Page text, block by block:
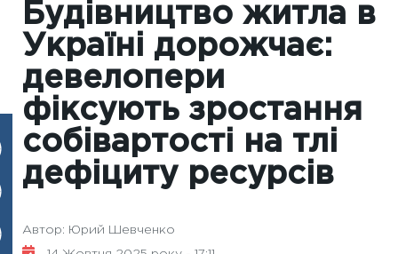
Будівництво житла в
Україні дорожчає:
девелопери
фіксують зростання
собівартості на тлі
дефіциту ресурсів
Автор: Юрий Шевченко